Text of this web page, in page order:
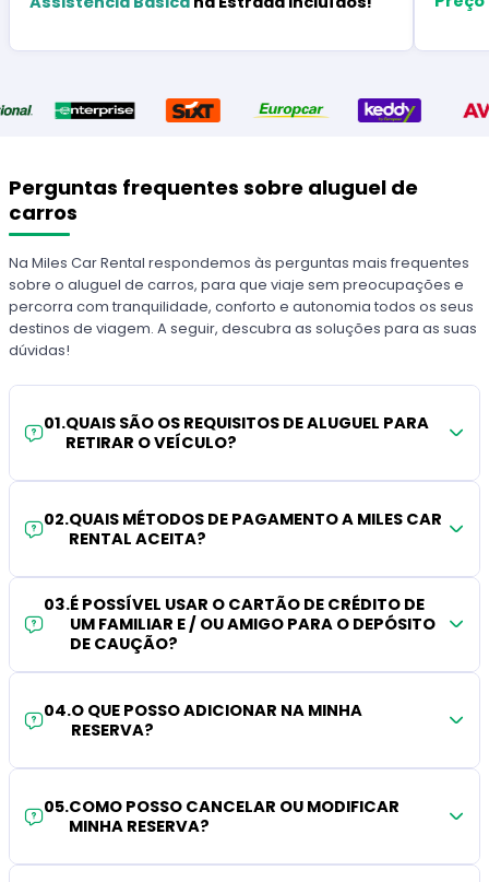
Perguntas frequentes sobre aluguel de
carros
Na Miles Car Rental respondemos às perguntas mais frequentes
sobre o aluguel de carros, para que viaje sem preocupações e
percorra com tranquilidade, conforto e autonomia todos os seus
destinos de viagem. A seguir, descubra as soluções para as suas
dúvidas!
01.QUAIS SÃO OS REQUISITOS DE ALUGUEL PARA
RETIRAR O VEÍCULO?
02.QUAIS MÉTODOS DE PAGAMENTO A MILES CAR
RENTAL ACEITA?
03.É POSSÍVEL USAR O CARTÃO DE CRÉDITO DE
UM FAMILIAR E / OU AMIGO PARA O DEPÓSITO
DE CAUÇÃO?
04.O QUE POSSO ADICIONAR NA MINHA
RESERVA?
05.COMO POSSO CANCELAR OU MODIFICAR
MINHA RESERVA?